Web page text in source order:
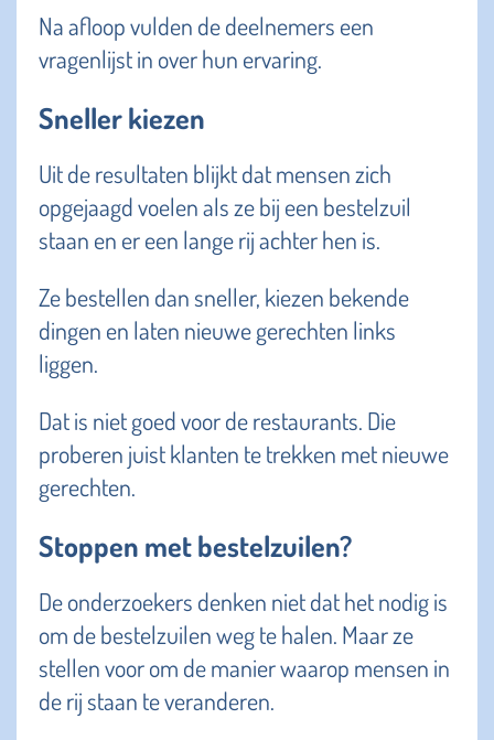
Na afloop vulden de deelnemers een
vragenlijst in over hun ervaring.
Sneller kiezen
Uit de resultaten blijkt dat mensen zich
opgejaagd voelen als ze bij een bestelzuil
staan en er een lange rij achter hen is.
Ze bestellen dan sneller, kiezen bekende
dingen en laten nieuwe gerechten links
liggen.
Dat is niet goed voor de restaurants. Die
proberen juist klanten te trekken met nieuwe
gerechten.
Stoppen met bestelzuilen?
De onderzoekers denken niet dat het nodig is
om de bestelzuilen weg te halen. Maar ze
stellen voor om de manier waarop mensen in
de rij staan te veranderen.